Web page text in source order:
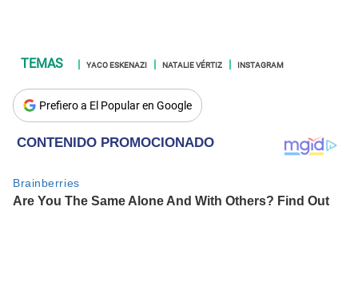
YACO ESKENAZI NATALIE VÉRTIZ INSTAGRAM
Prefiero a El Popular en Google